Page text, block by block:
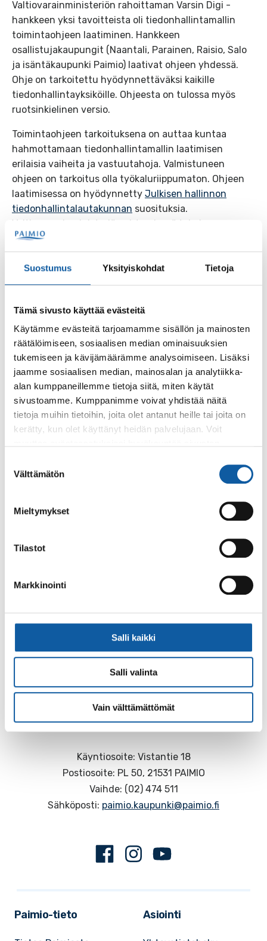
Suostumus Yksityiskohdat Tietoja
Tämä sivusto käyttää evästeitä
Käytämme evästeitä tarjoamamme sisällön ja mainosten
räätälöimiseen, sosiaalisen median ominaisuuksien
tukemiseen ja kävijämäärämme analysoimiseen. Lisäksi
jaamme sosiaalisen median, mainosalan ja analytiikka-
alan kumppaneillemme tietoja siitä, miten käytät
sivustoamme. Kumppanimme voivat yhdistää näitä
tietoja muihin tietoihin, joita olet antanut heille tai joita on
kerätty, kun olet käyttänyt heidän palvelujaan. Voit
valinta
Välttämätön
Mieltymykset
Tilastot
Markkinointi
Salli kaikki
Salli valinta
Vain välttämättömät
Valtiovarainministeriön rahoittaman Varsin Digi -
hankkeen yksi tavoitteista oli tiedonhallintamallin
toimintaohjeen laatiminen. Hankkeen
osallistujakaupungit (Naantali, Parainen, Raisio, Salo
ja isäntäkaupunki Paimio) laativat ohjeen yhdessä.
Ohje on tarkoitettu hyödynnettäväksi kaikille
tiedonhallintayksiköille. Ohjeesta on tulossa myös
ruotsinkielinen versio.
Toimintaohjeen tarkoituksena on auttaa kuntaa
hahmottamaan tiedonhallintamallin laatimisen
erilaisia vaiheita ja vastuutahoja. Valmistuneen
ohjeen on tarkoitus olla työkaluriippumaton. Ohjeen
laatimisessa on hyödynnetty Julkisen hallinnon
tiedonhallintalautakunnan suosituksia.
Valtionvarainministeriön yhteydessä toimiva
tiedonhallintalautakunta on monialaiseen
asiantuntijayhteistyöhön perustuva viranomainen.
Valtioneuvosto nimittää tiedonhallintalautakunnan
neljäksi vuodeksi kerrallaan.
Tutustu Varsin Digi -hankkeessa tuotettuun
tiedonhallintamallin laadinnan toimintaohjeeseen
Lisätietoja
SatuKalliomäki
Tiedonhallinnan asiantuntija
satu.kalliomaki@paimio.fi
tiedonhallinta
Palaute
Käyntiosoite: Vistantie 18
Postiosoite: PL 50, 21531 PAIMIO
Vaihde: (02) 474 511
Sähköposti: paimio.kaupunki@paimio.fi
FacebookInstagram
Paimio-tieto Asiointi